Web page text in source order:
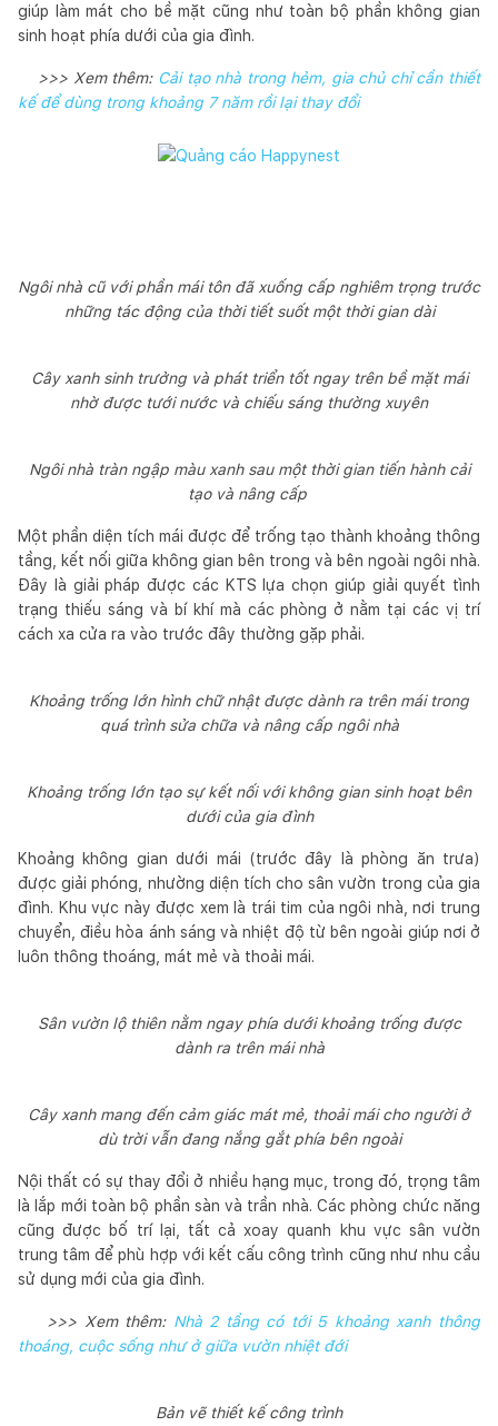
giúp làm mát cho bề mặt cũng như toàn bộ phần không gian
sinh hoạt phía dưới của gia đình.
>>> Xem thêm: Cải tạo nhà trong hẻm, gia chủ chỉ cần thiết
kế để dùng trong khoảng 7 năm rồi lại thay đổi
Ngôi nhà cũ với phần mái tôn đã xuống cấp nghiêm trọng trước
những tác động của thời tiết suốt một thời gian dài
Cây xanh sinh trưởng và phát triển tốt ngay trên bề mặt mái
nhờ được tưới nước và chiếu sáng thường xuyên
Ngôi nhà tràn ngập màu xanh sau một thời gian tiến hành cải
tạo và nâng cấp
Một phần diện tích mái được để trống tạo thành khoảng thông
tầng, kết nối giữa không gian bên trong và bên ngoài ngôi nhà.
Đây là giải pháp được các KTS lựa chọn giúp giải quyết tình
trạng thiếu sáng và bí khí mà các phòng ở nằm tại các vị trí
cách xa cửa ra vào trước đây thường gặp phải.
Khoảng trống lớn hình chữ nhật được dành ra trên mái trong
quá trình sửa chữa và nâng cấp ngôi nhà
Khoảng trống lớn tạo sự kết nối với không gian sinh hoạt bên
dưới của gia đình
Khoảng không gian dưới mái (trước đây là phòng ăn trưa)
được giải phóng, nhường diện tích cho sân vườn trong của gia
đình. Khu vực này được xem là trái tim của ngôi nhà, nơi trung
chuyển, điều hòa ánh sáng và nhiệt độ từ bên ngoài giúp nơi ở
luôn thông thoáng, mát mẻ và thoải mái.
Sân vườn lộ thiên nằm ngay phía dưới khoảng trống được
dành ra trên mái nhà
Cây xanh mang đến cảm giác mát mẻ, thoải mái cho người ở
dù trời vẫn đang nắng gắt phía bên ngoài
Nội thất có sự thay đổi ở nhiều hạng mục, trong đó, trọng tâm
là lắp mới toàn bộ phần sàn và trần nhà. Các phòng chức năng
cũng được bố trí lại, tất cả xoay quanh khu vực sân vườn
trung tâm để phù hợp với kết cấu công trình cũng như nhu cầu
sử dụng mới của gia đình.
>>> Xem thêm: Nhà 2 tầng có tới 5 khoảng xanh thông
thoáng, cuộc sống như ở giữa vườn nhiệt đới
Bản vẽ thiết kế công trình